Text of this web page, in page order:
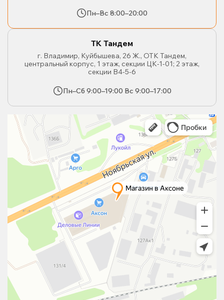
Пн–Вс 8:00–20:00
ТК Тандем
г. Владимир, Куйбышева, 26 Ж., ОТК Тандем,
центральный корпус, 1 этаж, секции ЦК-1-01; 2 этаж,
секции В4-5-6
Пн–Сб 9:00–19:00 Вс 9:00–17:00